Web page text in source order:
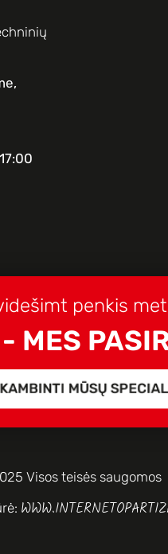
penkis
MES
MŪSŲ
Visos teisės saugomos